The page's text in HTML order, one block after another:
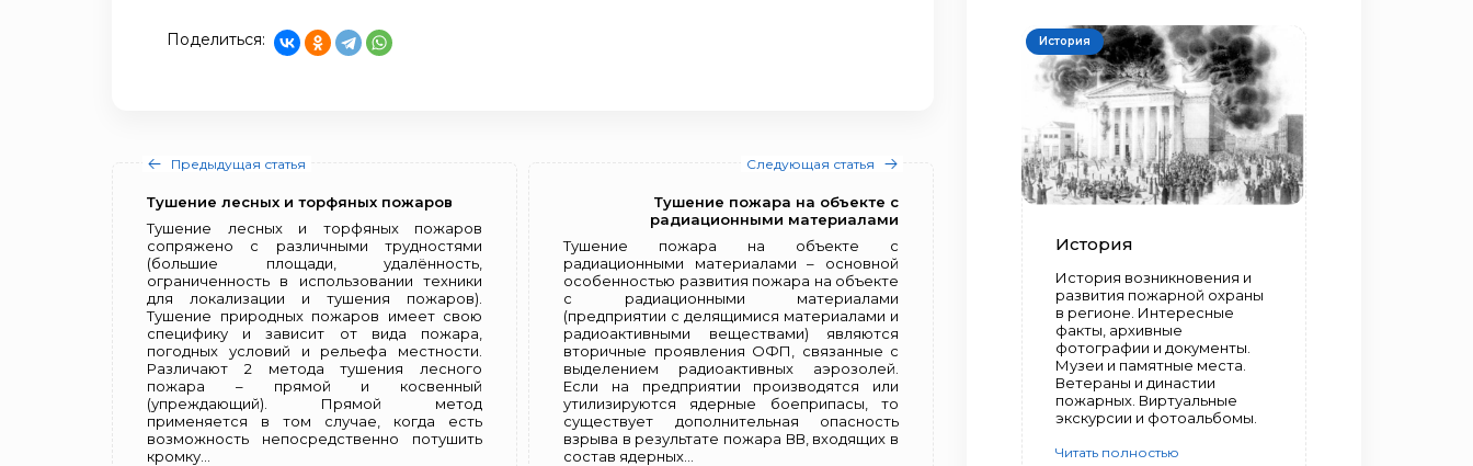
Поделиться:
Предыдущая статья
Тушение лесных и торфяных пожаров
Тушение лесных и торфяных пожаров
сопряжено с различными трудностями
(большие площади, удалённость,
ограниченность в использовании техники
для локализации и тушения пожаров).
Тушение природных пожаров имеет свою
специфику и зависит от вида пожара,
погодных условий и рельефа местности.
Различают 2 метода тушения лесного
пожара – прямой и косвенный
(упреждающий). Прямой метод
применяется в том случае, когда есть
возможность непосредственно потушить
кромку...
Следующая статья
Тушение пожара на объекте с
радиационными материалами
Тушение пожара на объекте с
радиационными материалами – основной
особенностью развития пожара на объекте
с радиационными материалами
(предприятии с делящимися материалами и
радиоактивными веществами) являются
вторичные проявления ОФП, связанные с
выделением радиоактивных аэрозолей.
Если на предприятии производятся или
утилизируются ядерные боеприпасы, то
существует дополнительная опасность
взрыва в результате пожара ВВ, входящих в
состав ядерных...
История
История
История возникновения и
развития пожарной охраны
в регионе. Интересные
факты, архивные
фотографии и документы.
Музеи и памятные места.
Ветераны и династии
пожарных. Виртуальные
экскурсии и фотоальбомы.
Читать полностью